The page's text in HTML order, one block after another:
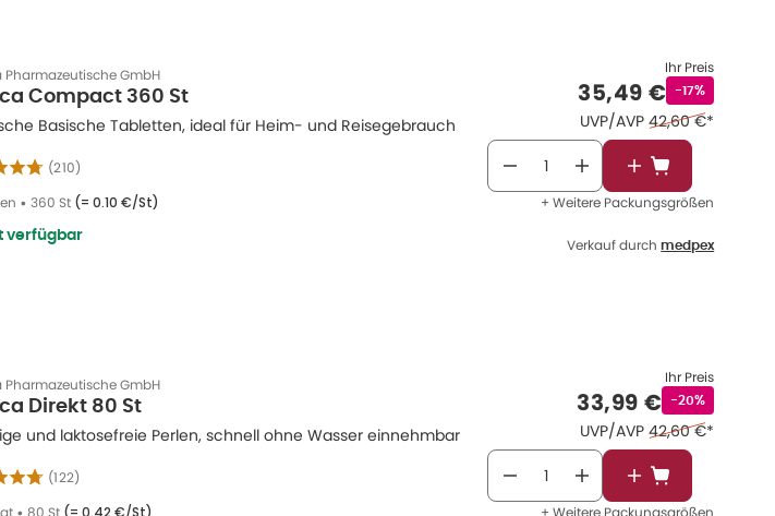
Pharmazeutische GmbH
Compact 360 St
Basische Tabletten, ideal für Heim- und Reisegebrauch
(210)
• 360 St (= 0.10 €/St)
verfügbar
Ihr Preis
Verkaufspreis
35,49 € -17%
UVP/AVP Ehemaliger Preis
42,60 €*
In den
+ Weitere Packungsgrößen
Verkauf durch medpex
Pharmazeutische GmbH
Direkt 80 St
und laktosefreie Perlen, schnell ohne Wasser einnehmbar
(122)
• 80 St (= 0.42 €/St)
Ihr Preis
Verkaufspreis
33,99 €Rabattstempel
-20%
UVP/AVP Ehemaliger Preis
42,60 €*
In den
+ Weitere Packungsgrößen